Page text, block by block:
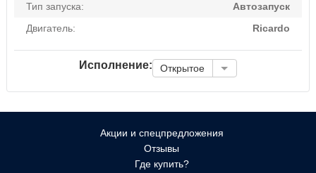
Тип запуска:
Автозапуск
Двигатель:
Ricardo
Исполнение: Открытое
Акции и спецпредложения
Отзывы
Где купить?